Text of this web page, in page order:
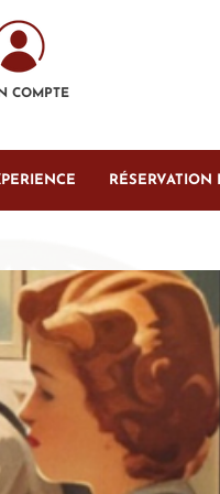
COMPTE